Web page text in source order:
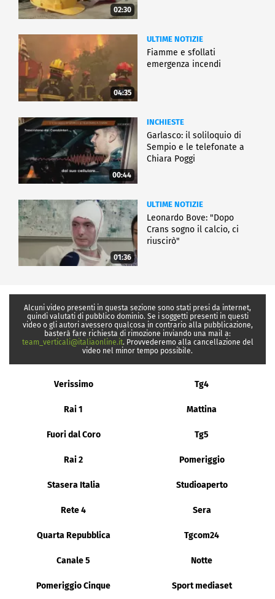
02:30
04:35
ULTIME NOTIZIE
Fiamme e sfollati
emergenza incendi
00:44
INCHIESTE
Garlasco: il soliloquio di
Sempio e le telefonate a
Chiara Poggi
01:36
ULTIME NOTIZIE
Leonardo Bove: "Dopo
Crans sogno il calcio, ci
riuscirò"
Alcuni video presenti in questa sezione sono stati presi da internet,
quindi valutati di pubblico dominio. Se i soggetti presenti in questi
video o gli autori avessero qualcosa in contrario alla pubblicazione,
basterà fare richiesta di rimozione inviando una mail a:
team_verticali@italiaonline.it. Provvederemo alla cancellazione del
video nel minor tempo possibile.
Verissimo Tg4
Rai 1 Mattina
Fuori dal Coro Tg5
Rai 2 Pomeriggio
Stasera Italia Studioaperto
Rete 4 Sera
Quarta Repubblica Tgcom24
Canale 5 Notte
Pomeriggio Cinque Sport mediaset